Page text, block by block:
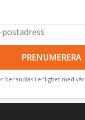
PRENUMERERA
behandlas i enlighet med vår